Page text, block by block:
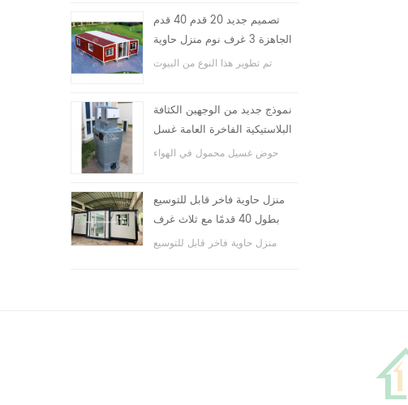
تصميم جديد 20 قدم 40 قدم
الجاهزة 3 غرف نوم منزل حاوية
قابلة للتوسيع صغيرة
تم تطوير هذا النوع من البيوت
كهربائي.
نموذج جديد من الوجهين الكثافة
البلاستيكية الفاخرة العامة غسل
اليد حوض الحمام
حوض غسيل محمول في الهواء
منزل حاوية فاخر قابل للتوسيع
بطول 40 قدمًا مع ثلاث غرف
نوم
منزل حاوية فاخر قابل للتوسيع